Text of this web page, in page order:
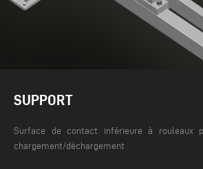
SUPPORT
Surface de contact inférieure à rouleaux
chargement/déchargement